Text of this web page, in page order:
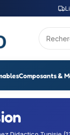
Composants &